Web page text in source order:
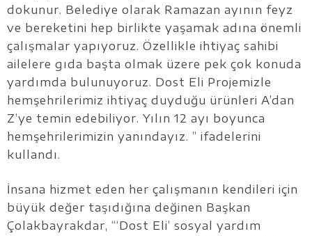
dokunur. Belediye olarak Ramazan ayının feyz
ve bereketini hep birlikte yaşamak adına önemli
çalışmalar yapıyoruz. Özellikle ihtiyaç sahibi
ailelere gıda başta olmak üzere pek çok konuda
yardımda bulunuyoruz. Dost Eli Projemizle
hemşehrilerimiz ihtiyaç duyduğu ürünleri A’dan
Z’ye temin edebiliyor. Yılın 12 ayı boyunca
hemşehrilerimizin yanındayız. ” ifadelerini
kullandı.
İnsana hizmet eden her çalışmanın kendileri için
büyük değer taşıdığına değinen Başkan
Çolakbayrakdar, “‘Dost Eli’ sosyal yardım